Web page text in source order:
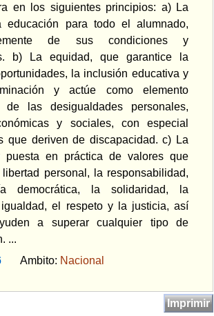
en los siguientes principios: a) La
educación para todo el alumnado,
de sus condiciones y
b) La equidad, que garantice la
la inclusión educativa y
y actúe como elemento
de las desigualdades personales,
y sociales, con especial
que deriven de discapacidad. c) La
puesta en práctica de valores que
personal, la responsabilidad,
democrática, la solidaridad, la
el respeto y la justicia, así
a superar cualquier tipo de
...
Ambito: Nacional
Imprimir